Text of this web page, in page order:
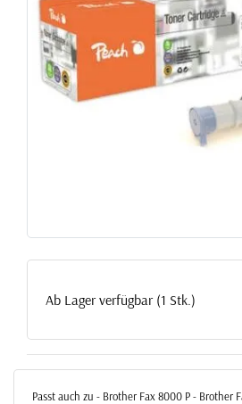
Ab Lager verfügbar (1 Stk.)
Passt auch zu - Brother Fax 8000 P - Brother